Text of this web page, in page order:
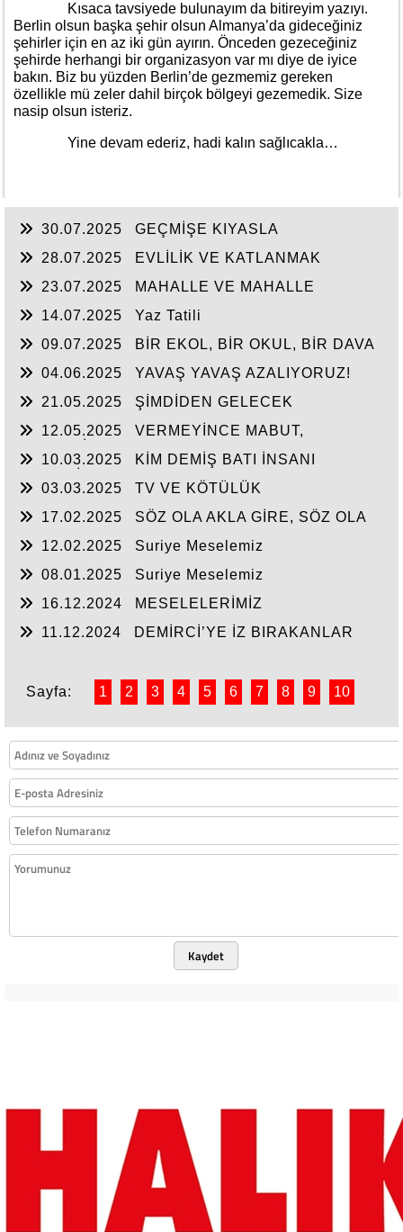
Kısaca tavsiyede bulunayım da bitireyim yazıyı.
Berlin olsun başka şehir olsun Almanya’da gideceğiniz
şehirler için en az iki gün ayırın. Önceden gezeceğiniz
şehirde herhangi bir organizasyon var mı diye de iyice
bakın. Biz bu yüzden Berlin’de gezmemiz gereken
özellikle mü zeler dahil birçok bölgeyi gezemedik. Size
nasip olsun isteriz.
Yine devam ederiz, hadi kalın sağlıcakla…
30.07.2025
GEÇMİŞE KIYASLA
28.07.2025
EVLİLİK VE KATLANMAK
23.07.2025
MAHALLE VE MAHALLE
14.07.2025
Yaz Tatili
09.07.2025
BİR EKOL, BİR OKUL, BİR DAVA
04.06.2025
YAVAŞ YAVAŞ AZALIYORUZ!
21.05.2025
ŞİMDİDEN GELECEK
12.05.2025
VERMEYİNCE MABUT,
10.03.2025
KİM DEMİŞ BATI İNSANI
03.03.2025
TV VE KÖTÜLÜK
17.02.2025
SÖZ OLA AKLA GİRE, SÖZ OLA
12.02.2025
Suriye Meselemiz
08.01.2025
Suriye Meselemiz
16.12.2024
MESELELERİMİZ
11.12.2024
DEMİRCİ’YE İZ BIRAKANLAR
Sayfa: 1 2 3 4 5 6 7 8 9 10
Kaydet